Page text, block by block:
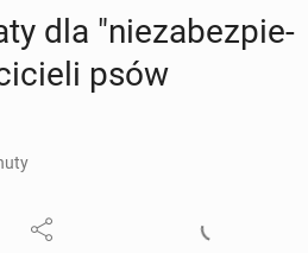
dla "nie­za­bez­pie­
psów